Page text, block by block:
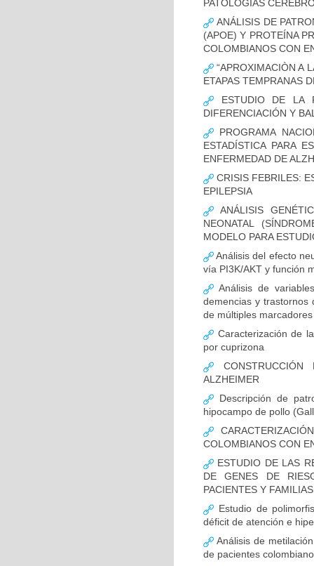
PATOLOGÍAS
ANÁLISIS DE
(APOE) Y PROTEÍNA
COLOMBIANOS CON
“APROXIMACIÒN A
ETAPAS TEMPRANAS
ESTUDIO DE LA
DIFERENCIACIÓN Y
PROGRAMA
ESTADÍSTICA PARA
ENFERMEDAD DE
CRISIS FEBRILES:
EPILEPSIA
ANÁLISIS
NEONATAL
MODELO PARA
Análisis del efecto
vía PI3K/AKT y función
Análisis de
demencias y trastornos
de múltiples
Caracterización de
por cuprizona
ALZHEIMER
Descripción de
hipocampo de pollo
COLOMBIANOS CON
ESTUDIO DE LAS
DE GENES DE
PACIENTES Y
Estudio de
déficit de atención e
Análisis de
de pacientes